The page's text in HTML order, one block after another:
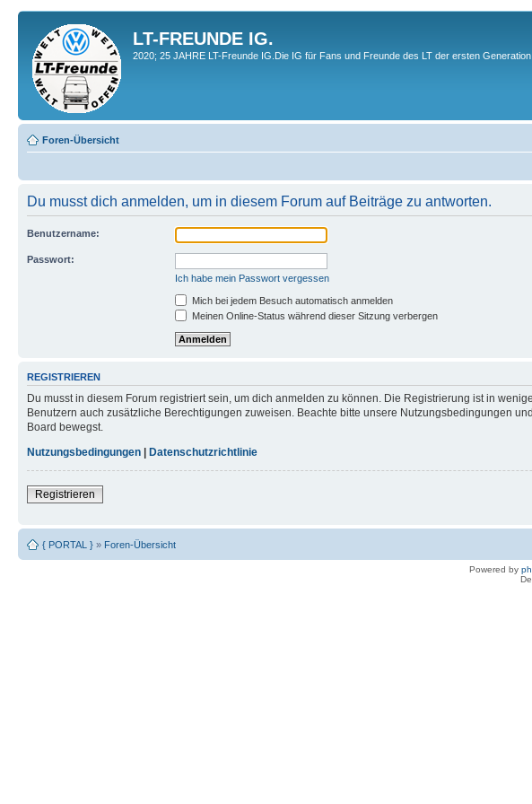
LT-FREUNDE IG.
2020; 25 JAHRE LT-Freunde IG.Die IG für Fans und Freunde des LT der ersten Generation.
Foren-Übersicht
Du musst dich anmelden, um in diesem Forum auf Beiträge zu antworten.
Benutzername:
Passwort:
Ich habe mein Passwort vergessen
Mich bei jedem Besuch automatisch anmelden
Meinen Online-Status während dieser Sitzung verbergen
REGISTRIEREN
Du musst in diesem Forum registriert sein, um dich anmelden zu können. Die Registrierung ist in
Benutzern auch zusätzliche Berechtigungen zuweisen. Beachte bitte unsere Nutzungsbedingungen
Board bewegst.
Nutzungsbedingungen | Datenschutzrichtlinie
Registrieren
{ PORTAL } » Foren-Übersicht
Powered by